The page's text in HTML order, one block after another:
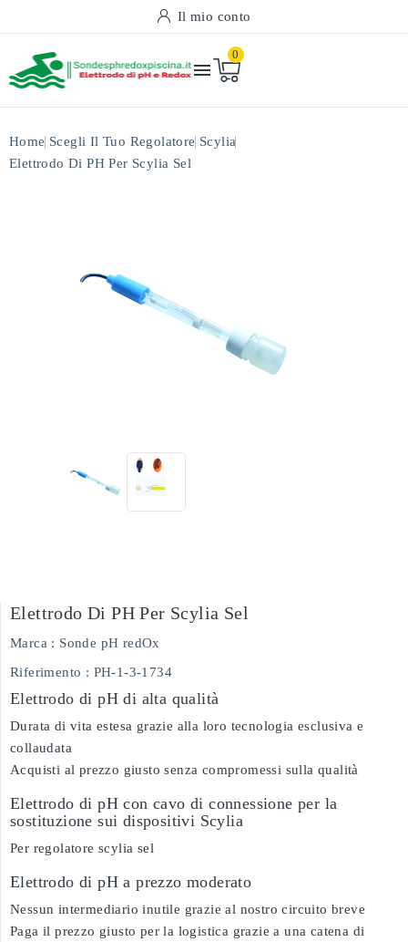
Il mio conto

0
Home Scegli Il Tuo Regolatore Scylia
Elettrodo Di PH Per Scylia Sel
Elettrodo Di PH Per Scylia Sel
Marca : Sonde pH redOx
Riferimento : PH-1-3-1734
Elettrodo di pH di alta qualità
Durata di vita estesa grazie alla loro tecnologia esclusiva e
collaudata
Acquisti al prezzo giusto senza compromessi sulla qualità
Elettrodo di pH con cavo di connessione per la
sostituzione sui dispositivi Scylia
Per regolatore scylia sel
Elettrodo di pH a prezzo moderato
Nessun intermediario inutile grazie al nostro circuito breve
Paga il prezzo giusto per la logistica grazie a una catena di